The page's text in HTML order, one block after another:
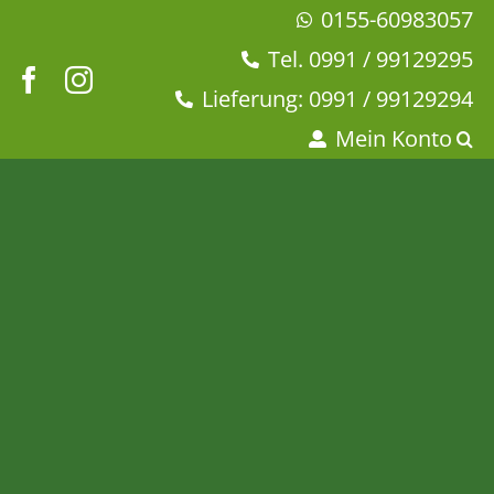
springen
0155-60983057
Tel. 0991 / 99129295
Lieferung: 0991 / 99129294
Mein Konto